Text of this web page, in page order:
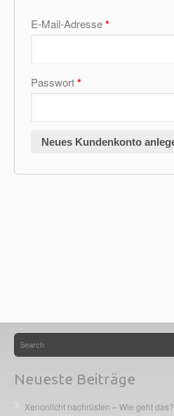
E-Mail-Adresse*
Passwort*
Neueste Beiträge
Xenonlicht nachrüsten – Wie geht das?